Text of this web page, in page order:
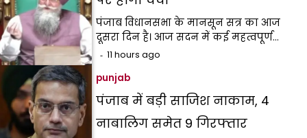
पंजाब विधानसभा के मानसून सत्र का आज
दूसरा दिन है। आज सदन में कई महत्वपूर्ण…
11 hours ago
punjab
पंजाब में बड़ी साजिश नाकाम, 4
नाबालिग समेत 9 गिरफ्तार